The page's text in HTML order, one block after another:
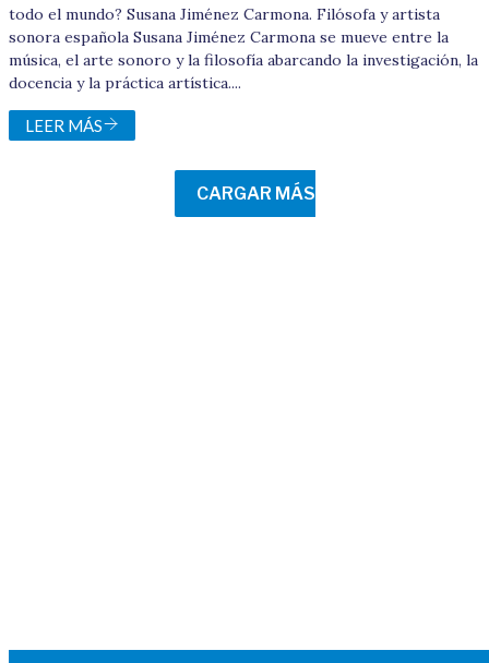
todo el mundo? Susana Jiménez Carmona. Filósofa y artista
sonora española Susana Jiménez Carmona se mueve entre la
música, el arte sonoro y la filosofía abarcando la investigación, la
docencia y la práctica artística....
LEER MÁS
CARGAR MÁS